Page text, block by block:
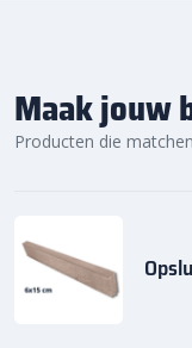
Maak jouw
Producten die